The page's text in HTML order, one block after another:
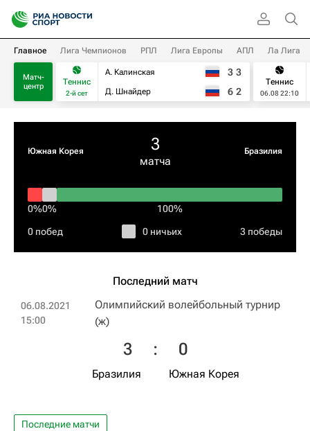
Главное Лига Чемпионов РПЛ Лига Европы АПЛ Ла Лига
Матч-
центр
Теннис
2-й сет
А. Калинская
Д. Шнайдер
3 3
6 2
Теннис
06.08 22:10
Южная Корея 3
матча
Бразилия
0%0% 100%
0 побед 0 ничьих 3 победы
Последний матч
06.08.2021
15:00
Олимпийский волейбольный турнир
(ж)
Бразилия
3 : 0
Южная Корея
Последние матчи